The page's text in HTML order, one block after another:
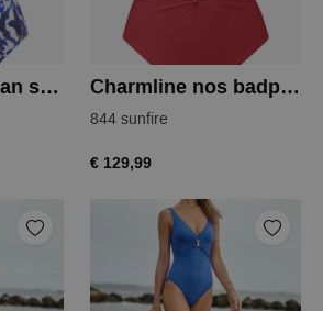
Charmline aegean spirit badpak Charmline nos badpak
844 sunfire
€ 129,99